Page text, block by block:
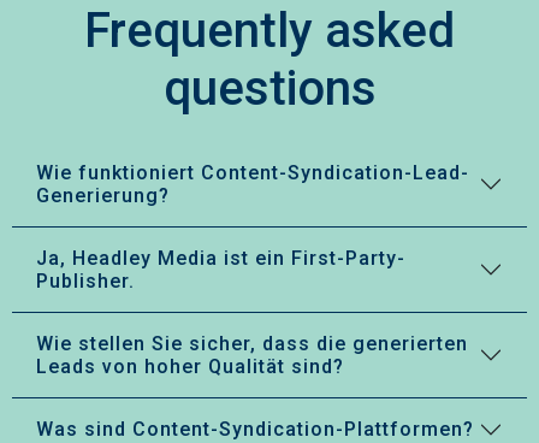
Frequently asked
questions
Wie funktioniert Content-Syndication-Lead-
Generierung?
Ja, Headley Media ist ein First-Party-
Publisher.
Wie stellen Sie sicher, dass die generierten
Leads von hoher Qualität sind?
Was sind Content-Syndication-Plattformen?